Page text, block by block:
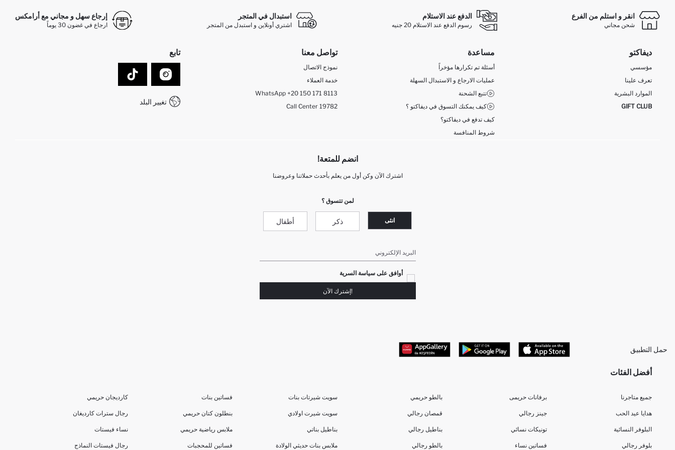
انقر و استلم من الفرع
شحن مجاني
الدفع عند الاستلام
رسوم الدفع عند الاستلام 20 جنيه
استبدال في المتجر
اشتري أونلاين و استبدل من المتجر
إرجاع سهل و مجاني مع أرامكس
ارجاع في غضون 30 يوماً
ديفاكتو
مؤسسي
تعرف علينا
الموارد البشرية
GIFT CLUB
مساعدة
أسئلة تم تكرارها مؤخراً
عمليات الارجاع و الاستبدال السهلة
تتبع الشحنة
كيف يمكنك التسوق في ديفاكتو ؟
كيف تدفع في ديفاكتو؟
شروط المنافسة
تواصل معنا
نموذج الاتصال
خدمة العملاء
WhatsApp +20 150 171 8113
Call Center 19782
تابع
تغيير البلد
انضم للمتعة!
اشترك الآن وكن أول من يعلم بأحدث حملاتنا وعروضنا
لمن تتسوق ؟
انثى ذكر أطفال
البريد الإلكتروني
أوافق على سياسة السرية
!إشترك الآن
حمل التطبيق
أفضل الفئات
جميع متاجرنا
هدايا عيد الحب
البلوفر النسائية
بلوفر رجالي
برفانات حريمى
جينز رجالي
تونيكات نسائي
فساتين نساء
بالطو حريمي
قمصان رجالي
بناطيل رجالي
بالطو رجالي
سويت شيرتات بنات
سويت شيرت اولادي
بناطيل بناتي
ملابس بنات حديثي الولادة
فساتين بنات
بنطلون كتان حريمي
ملابس رياضية حريمي
فساتين للمحجبات
كارديجان حريمي
رجال سترات كارديغان
نساء فيستات
رجال فيستات النماذج